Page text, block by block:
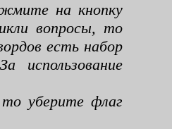
на кнопку
вопросы, то
есть набор
уберите флаг